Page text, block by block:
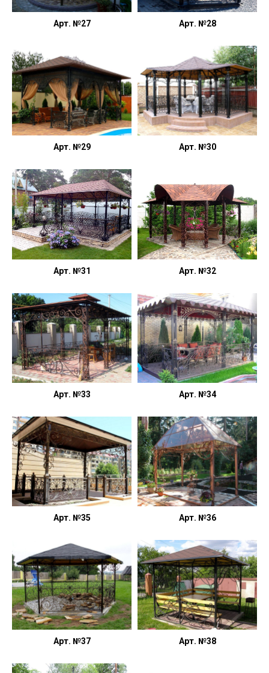
Арт. №27 Арт. №28
Арт. №29 Арт. №30
Арт. №31 Арт. №32
Арт. №33 Арт. №34
Арт. №35 Арт. №36
Арт. №37 Арт. №38